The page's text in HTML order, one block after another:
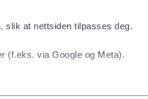
slik at nettsiden tilpasses deg.
(f.eks. via Google og Meta).